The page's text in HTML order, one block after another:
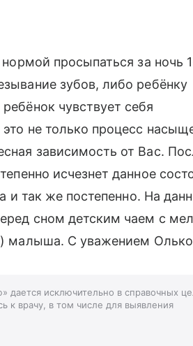
просыпаться за ночь
зубов, либо ребёнку
чувствует себя
не только процесс
зависимость от Вас.
исчезнет данное
и так же постепенно. На
сном детским чаем с
малыша. С уважением
дается исключительно в справочных
к врачу, в том числе для выявления